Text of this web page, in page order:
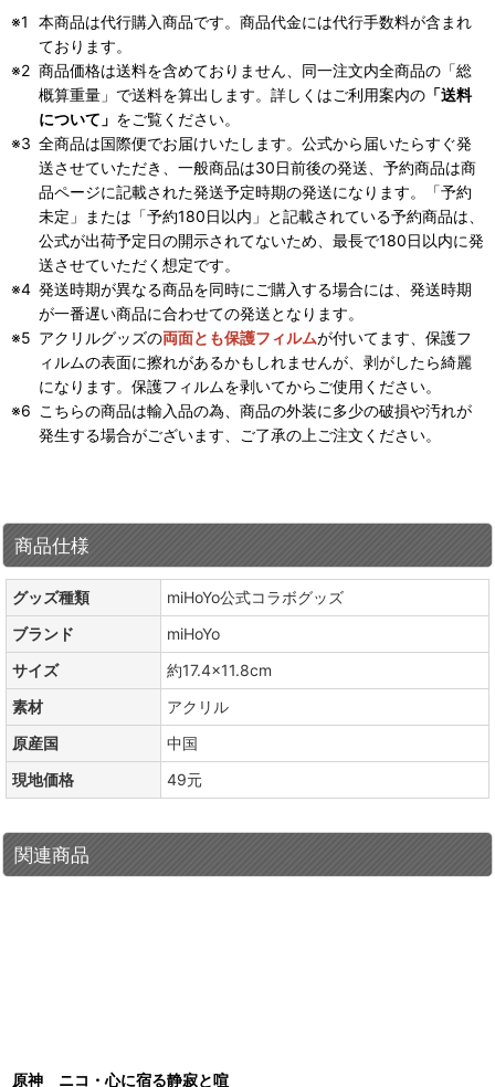
本商品は代行購入商品です。商品代金には代行手数料が含まれ
ております。
商品価格は送料を含めておりません、同一注文内全商品の「総
概算重量」で送料を算出します。詳しくはご利用案内の 「送料
について」 をご覧ください。
全商品は国際便でお届けいたします。公式から届いたらすぐ発
送させていただき、一般商品は30日前後の発送、予約商品は商
品ページに記載された発送予定時期の発送になります。「予約
未定」または「予約180日以内」と記載されている予約商品は、
公式が出荷予定日の開示されてないため、最長で180日以内に発
送させていただく想定です。
発送時期が異なる商品を同時にご購入する場合には、発送時期
が一番遅い商品に合わせての発送となります。
アクリルグッズの両面とも保護フィルムが付いてます、保護フ
ィルムの表面に擦れがあるかもしれませんが、剥がしたら綺麗
になります。保護フィルムを剥いてからご使用ください。
こちらの商品は輸入品の為、商品の外装に多少の破損や汚れが
発生する場合がございます、ご了承の上ご注文ください。
商品仕様
グッズ種類
miHoYo公式コラボグッズ
ブランド
miHoYo
サイズ
約17.4×11.8cm
素材
アクリル
原産国
中国
現地価格
49元
関連商品
原神 ニコ・心に宿る静寂と喧